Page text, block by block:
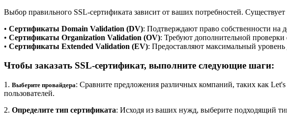
Выбор правильного SSL-сертификата зависит от ваших потребностей. Существует
• Сертификаты Domain Validation (DV): Подтверждают право собственности на
• Сертификаты Organization Validation (OV): Требуют дополнительной проверки
• Сертификаты Extended Validation (EV): Предоставляют максимальный
Чтобы заказать SSL-сертификат, выполните следующие шаги:
1. Выберите провайдера: Сравните предложения различных компаний, таких как
пользователей.
2. Определите тип сертификата: Исходя из ваших нужд, выберите подходящий